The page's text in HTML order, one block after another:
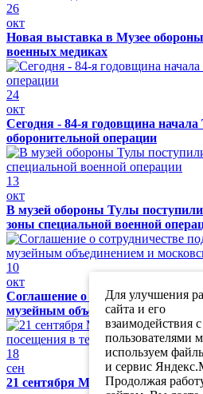
26
окт
Новая выставка в Музее
военных медиках
24
окт
Сегодня - 84-я годовщина начала
оборонительной операции
13
окт
В музей обороны Тулы
зоны специальной военной
10
окт
Соглашение о сотрудничестве
музейным объединением и
18
сен
21 сентября Музей обороны Тулы
Для улучшения
сайта и его
взаимодействия с
пользователями
используем
и сервис
Продолжая